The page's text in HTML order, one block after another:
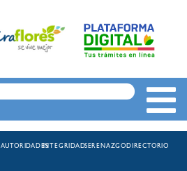
AUTORIDADESINTEGRIDADSERENAZGODIRECTORIO